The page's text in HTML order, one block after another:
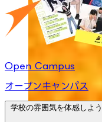
Open Campus
オープンキャンパス
学校の雰囲気を体感しよう